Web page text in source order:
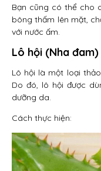
Bạn cũng có thể cho
bông thấm lên mặt,
với nước ấm.
Lô hội (Nha đam)
Lô hội là một loại
Do đó, lô hội được
dưỡng da.
Cách thực hiện: